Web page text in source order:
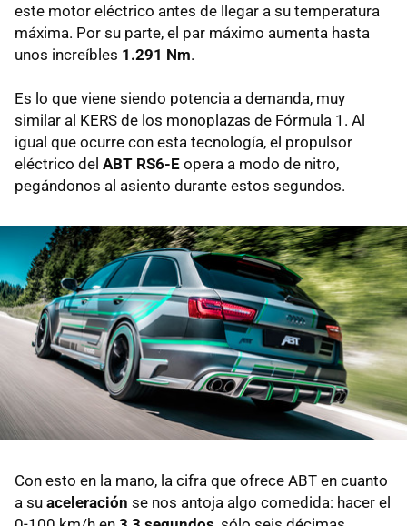
este motor eléctrico antes de llegar a su temperatura
máxima. Por su parte, el par máximo aumenta hasta
unos increíbles 1.291 Nm.
Es lo que viene siendo potencia a demanda, muy
similar al KERS de los monoplazas de Fórmula 1. Al
igual que ocurre con esta tecnología, el propulsor
eléctrico del ABT RS6-E opera a modo de nitro,
pegándonos al asiento durante estos segundos.
Con esto en la mano, la cifra que ofrece ABT en cuanto
a su aceleración se nos antoja algo comedida: hacer el